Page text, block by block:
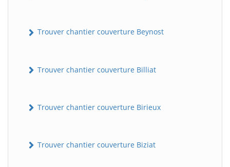
Trouver chantier couverture Beynost
Trouver chantier couverture Billiat
Trouver chantier couverture Birieux
Trouver chantier couverture Biziat